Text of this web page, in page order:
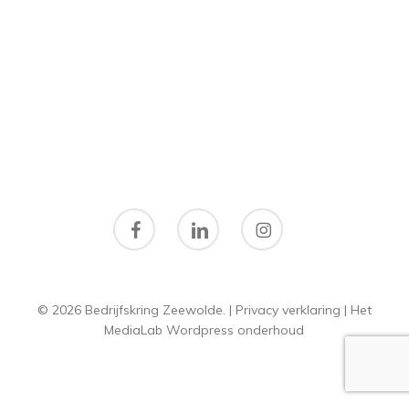
facebook linkedin instagram
© 2026 Bedrijfskring Zeewolde. | Privacy verklaring | Het
MediaLab Wordpress onderhoud